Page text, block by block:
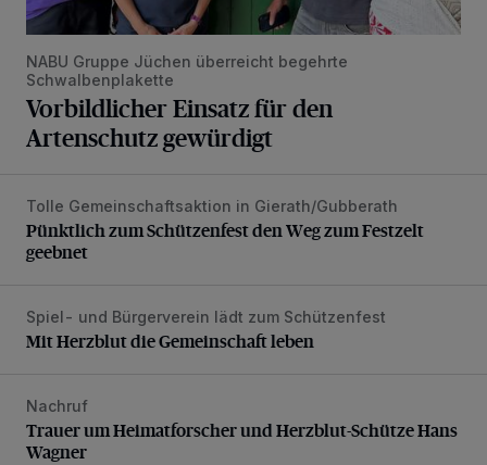
NABU Gruppe Jüchen überreicht begehrte
Schwalbenplakette
Vorbildlicher Einsatz für den
Artenschutz gewürdigt
Pünktlich zum Schützenfest den Weg zum Festzelt
Tolle Gemeinschaftsaktion in Gierath/Gubberath
Pünktlich zum Schützenfest den Weg zum Festzelt
geebnet
Mit Herzblut die Gemeinschaft leben
Spiel- und Bürgerverein lädt zum Schützenfest
Mit Herzblut die Gemeinschaft leben
Trauer um Heimatforscher und Herzblut-Schütze Hans
Nachruf
Trauer um Heimatforscher und Herzblut-Schütze Hans
Wagner